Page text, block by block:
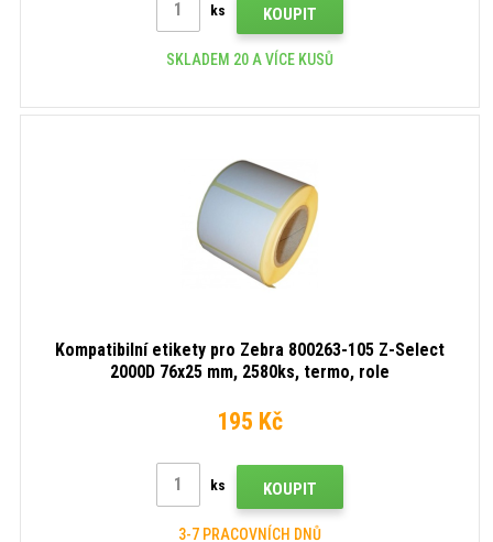
ks KOUPIT
SKLADEM 20 A VÍCE KUSŮ
Kompatibilní etikety pro Zebra 800263-105 Z-Select
2000D 76x25 mm, 2580ks, termo, role
195 Kč
ks KOUPIT
3-7 PRACOVNÍCH DNŮ